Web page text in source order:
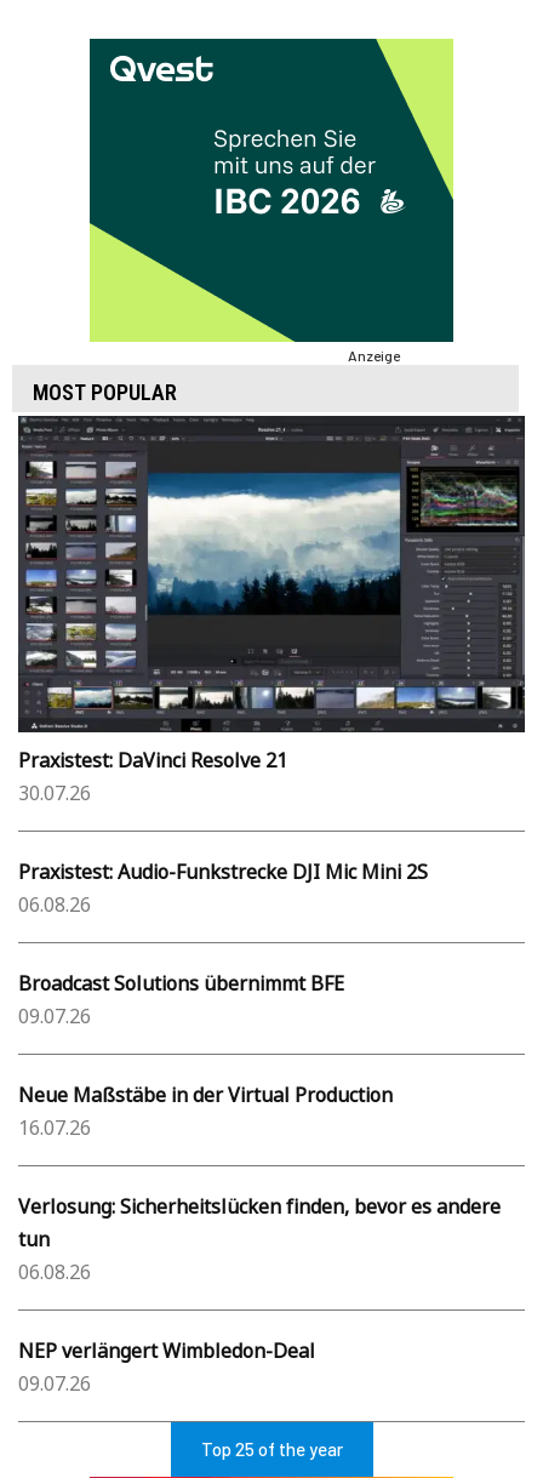
Anzeige
MOST POPULAR
Praxistest: DaVinci Resolve 21
30.07.26
Praxistest: Audio-Funkstrecke DJI Mic Mini 2S
06.08.26
Broadcast Solutions übernimmt BFE
09.07.26
Neue Maßstäbe in der Virtual Production
16.07.26
Verlosung: Sicherheitslücken finden, bevor es andere
tun
06.08.26
NEP verlängert Wimbledon-Deal
09.07.26
Top 25 of the year